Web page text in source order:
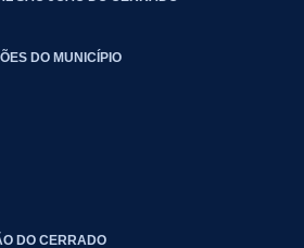
DO MUNICÍPIO
DO CERRADO